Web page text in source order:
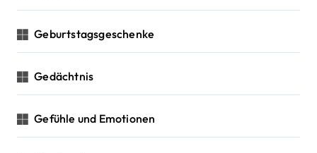
Geburtstagsgeschenke
Gedächtnis
Gefühle und Emotionen